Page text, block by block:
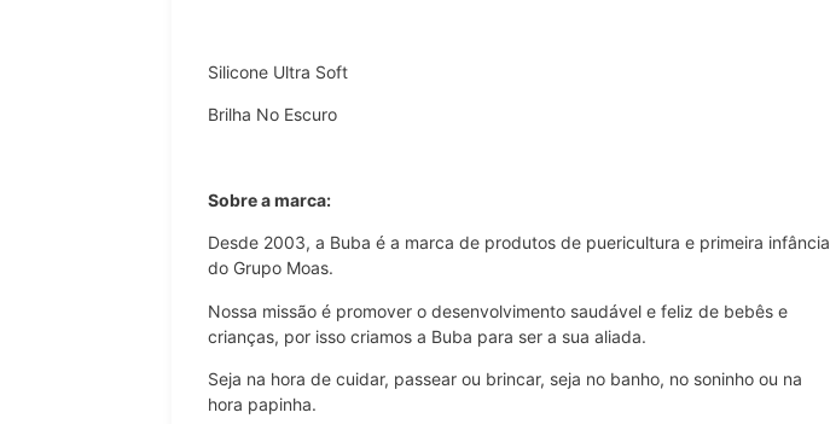
Silicone Ultra Soft
Brilha No Escuro
Sobre a marca:
Desde 2003, a Buba é a marca de produtos de puericultura e primeira infância
do Grupo Moas.
Nossa missão é promover o desenvolvimento saudável e feliz de bebês e
crianças, por isso criamos a Buba para ser a sua aliada.
Seja na hora de cuidar, passear ou brincar, seja no banho, no soninho ou na
hora papinha.